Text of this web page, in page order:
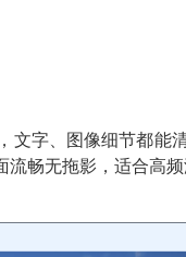
字、图像细节都能
畅无拖影，适合高频